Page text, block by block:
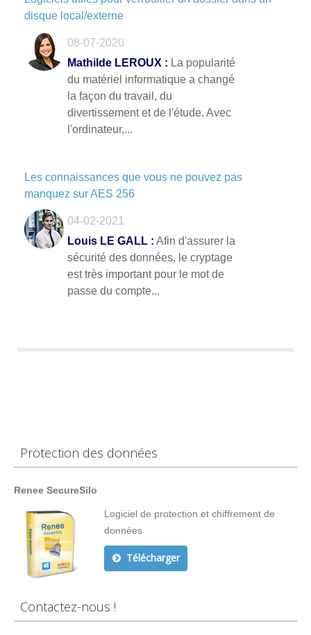
disque local/externe
08-07-2020
Mathilde LEROUX : La popularité
du matériel informatique a changé
la façon du travail, du
divertissement et de l'étude. Avec
l'ordinateur,...
Les connaissances que vous ne pouvez pas
manquez sur AES 256
04-02-2021
Louis LE GALL : Afin d'assurer la
sécurité des données, le cryptage
est très important pour le mot de
passe du compte...
Protection des données
Renee SecureSilo
Logiciel de protection et chiffrement de
données
Télécharger
Contactez-nous !